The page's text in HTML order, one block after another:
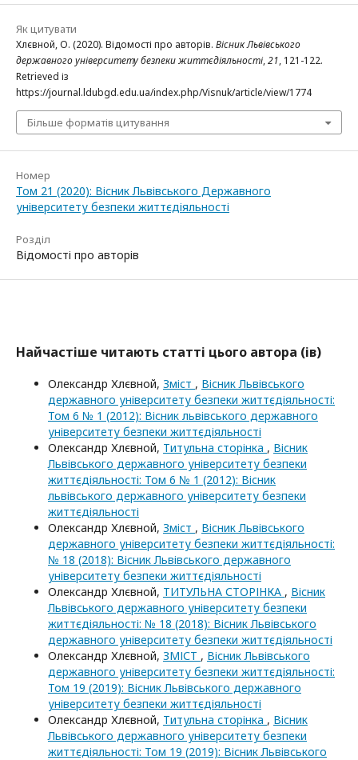
Як цитувати
Хлєвной, О. (2020). Відомості про авторів. Вісник Львівського
державного університету безпеки життєдіяльності,21, 121-122.
Retrieved із
https://journal.ldubgd.edu.ua/index.php/Visnuk/article/view/1774
Більше форматів цитування
Номер
Том 21 (2020): Вісник Львівського Державного
університету безпеки життєдіяльності
Розділ
Відомості про авторів
Найчастіше читають статті цього автора (ів)
Олександр Хлєвной, Зміст , Вісник Львівського
державного університету безпеки життєдіяльності:
Том 6 № 1 (2012): Вісник львівського державного
університету безпеки життєдіяльності
Олександр Хлєвной, Титульна сторінка , Вісник
Львівського державного університету безпеки
життєдіяльності: Том 6 № 1 (2012): Вісник
львівського державного університету безпеки
життєдіяльності
Олександр Хлєвной, Зміст , Вісник Львівського
державного університету безпеки життєдіяльності:
№ 18 (2018): Вісник Львівського державного
університету безпеки життєдіяльності
Олександр Хлєвной, ТИТУЛЬНА СТОРІНКА , Вісник
Львівського державного університету безпеки
життєдіяльності: № 18 (2018): Вісник Львівського
державного університету безпеки життєдіяльності
Олександр Хлєвной, ЗМІСТ , Вісник Львівського
державного університету безпеки життєдіяльності:
Том 19 (2019): Вісник Львівського державного
університету безпеки життєдіяльності
Олександр Хлєвной, Титульна сторінка , Вісник
Львівського державного університету безпеки
життєдіяльності: Том 19 (2019): Вісник Львівського